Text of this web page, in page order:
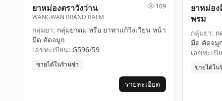
ยาหม่องตราวังว่าน
WANGWAN BRAND BALM
109
กลุ่มยา: กลุ่มยาดม หรือ ยาทาแก้วิงเวียน หน้า
มืด คัดจมูก
เลขทะเบียน: G596/59
ขายได้ในร้านชำ
รายละเอียด
ยาหม่อง
พรม
กลุ่มยา: ก
มืด คัดจมู
เลขทะเบี
ขายได้ใน